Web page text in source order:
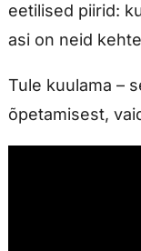
eetilised piirid:
asi on neid
Tule kuulama –
õpetamisest,